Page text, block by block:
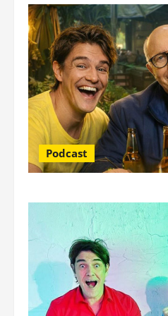
Podcast